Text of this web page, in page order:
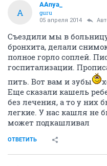
A
AAnya_
guru
05 апреля 2014
Съездили мы в
бронхита, делали
полное горло соплей.
госпитализации.
пить. Вот вам и зубы
Еще сказали кашель
без лечения, а то у них
легкие. У нас кашля не
может подкашливал
ОТВЕТИТЬ